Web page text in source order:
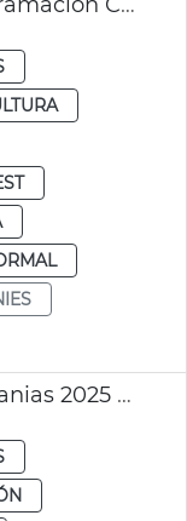
Balance Cultura en las Pedanias 2025 Ayuntamiento València